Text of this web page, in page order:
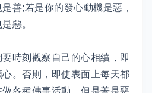
善;若是你的發心動機是惡，
惡。
時刻觀察自己的心相續，即
。否則，即使表面上每天都
各種佛事活動，但是善是惡